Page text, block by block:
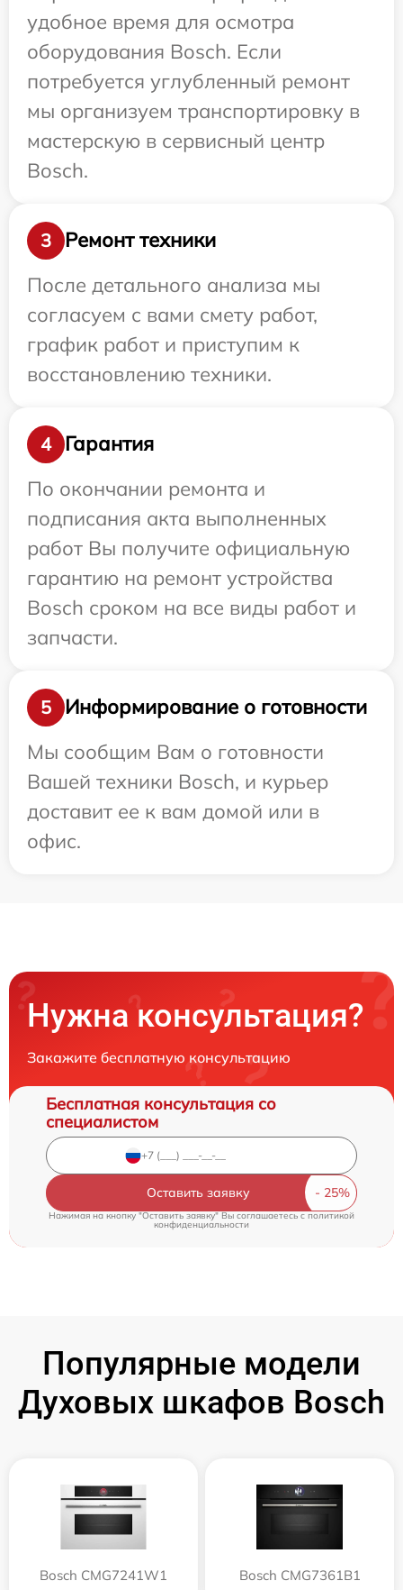
удобное время для осмотра
оборудования Bosch. Если
потребуется углубленный ремонт
мы организуем транспортировку в
мастерскую в сервисный центр
Bosch.
3
Ремонт техники
После детального анализа мы
согласуем с вами смету работ,
график работ и приступим к
восстановлению техники.
4
Гарантия
По окончании ремонта и
подписания акта выполненных
работ Вы получите официальную
гарантию на ремонт устройства
Bosch сроком на все виды работ и
запчасти.
5
Информирование о готовности
Мы сообщим Вам о готовности
Вашей техники Bosch, и курьер
доставит ее к вам домой или в
офис.
Нужна консультация?
Закажите бесплатную консультацию
Бесплатная консультация со
специалистом
Оставить заявку
Нажимая на кнопку "Оставить заявку" Вы соглашаетесь cполитикой
конфиденциальности
Популярные модели
Духовых шкафов Bosch
Bosch CMG7241W1 Bosch CMG7361B1